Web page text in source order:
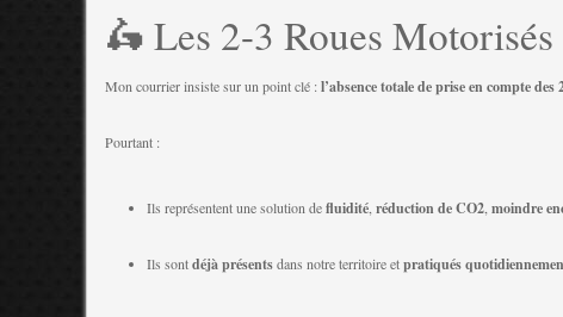
🛵 Les 2-3 Roues
Mon courrier insiste sur un point clé :l’absence totale de prise en compte des
Pourtant :
Ils représentent une solution defluidité réduction de CO2 moindre
Ils sontdéjà présentsdans notre territoire etpratiqués